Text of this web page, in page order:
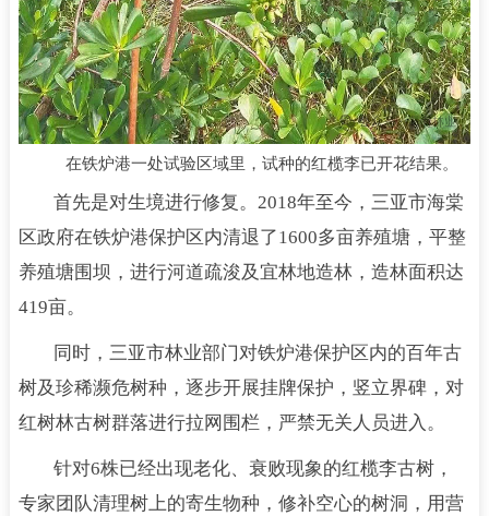
在铁炉港一处试验区域里，试种的红榄李已开花结果。
首先是对生境进行修复。2018年至今，三亚市海棠
区政府在铁炉港保护区内清退了1600多亩养殖塘，平整
养殖塘围坝，进行河道疏浚及宜林地造林，造林面积达
419亩。
同时，三亚市林业部门对铁炉港保护区内的百年古
树及珍稀濒危树种，逐步开展挂牌保护，竖立界碑，对
红树林古树群落进行拉网围栏，严禁无关人员进入。
针对6株已经出现老化、衰败现象的红榄李古树，
专家团队清理树上的寄生物种，修补空心的树洞，用营